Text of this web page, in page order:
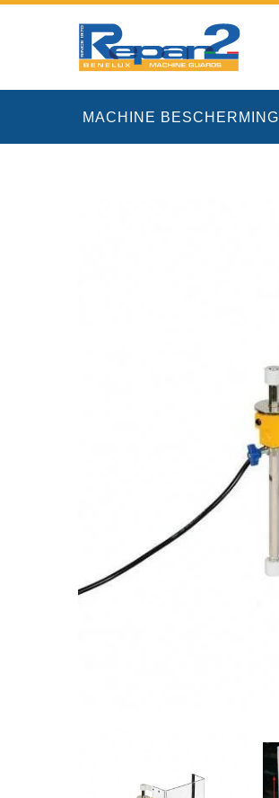
MACHINE BESCHERMING